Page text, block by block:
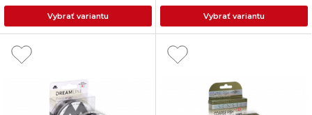
Vybrať variantu Vybrať variantu